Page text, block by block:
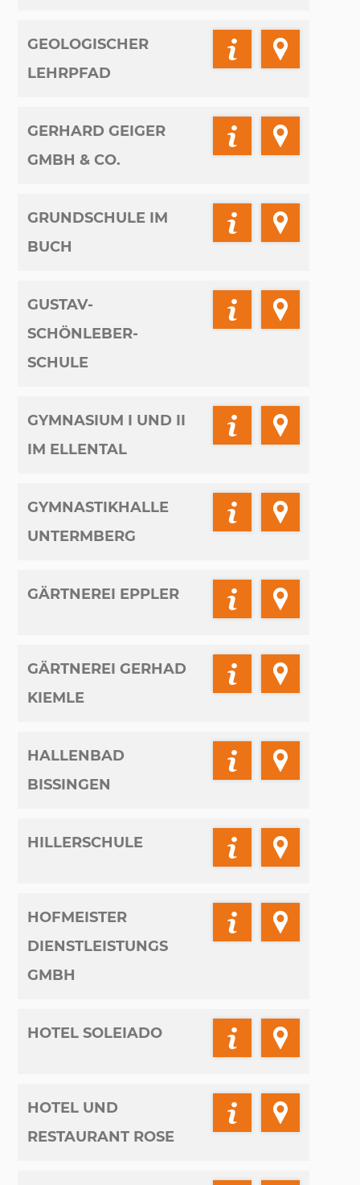
GEOLOGISCHER
LEHRPFAD
GERHARD GEIGER
GMBH & CO.
GRUNDSCHULE IM
BUCH
GUSTAV-
SCHÖNLEBER-
SCHULE
GYMNASIUM I UND II
IM ELLENTAL
GYMNASTIKHALLE
UNTERMBERG
GÄRTNEREI EPPLER
GÄRTNEREI GERHAD
KIEMLE
HALLENBAD
BISSINGEN
HILLERSCHULE
HOFMEISTER
DIENSTLEISTUNGS
GMBH
HOTEL SOLEIADO
HOTEL UND
RESTAURANT ROSE